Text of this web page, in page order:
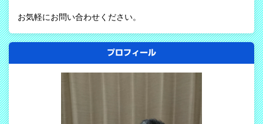
お気軽にお問い合わせください。
プロフィール